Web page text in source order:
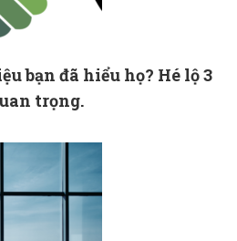
bạn đã hiểu họ? Hé lộ 3
trọng.